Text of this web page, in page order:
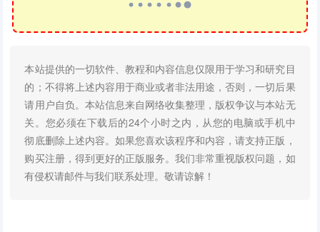
本站提供的一切软件、教程和内容信息仅限用于学习和研究目
的；不得将上述内容用于商业或者非法用途，否则，一切后果
请用户自负。本站信息来自网络收集整理，版权争议与本站无
关。您必须在下载后的24个小时之内，从您的电脑或手机中
彻底删除上述内容。如果您喜欢该程序和内容，请支持正版，
购买注册，得到更好的正版服务。我们非常重视版权问题，如
有侵权请邮件与我们联系处理。敬请谅解！